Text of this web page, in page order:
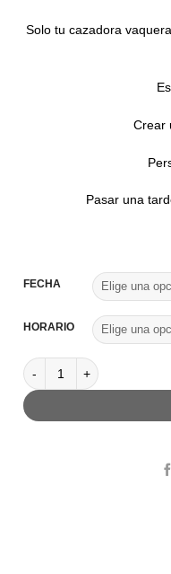
Solo tu cazadora
Crear
Pasar una
FECHA
HORARIO
Pinta una cazadora